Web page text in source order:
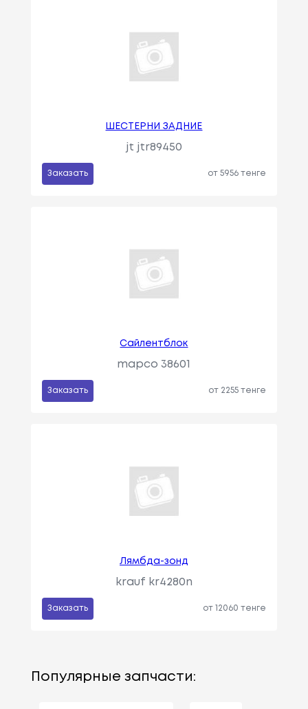
ШЕСТЕРНИ ЗАДНИЕ
jt jtr89450
Заказать от 5956 тенге
Сайлентблок
mapco 38601
Заказать от 2255 тенге
Лямбда-зонд
krauf kr4280n
Заказать от 12060 тенге
Популярные запчасти: